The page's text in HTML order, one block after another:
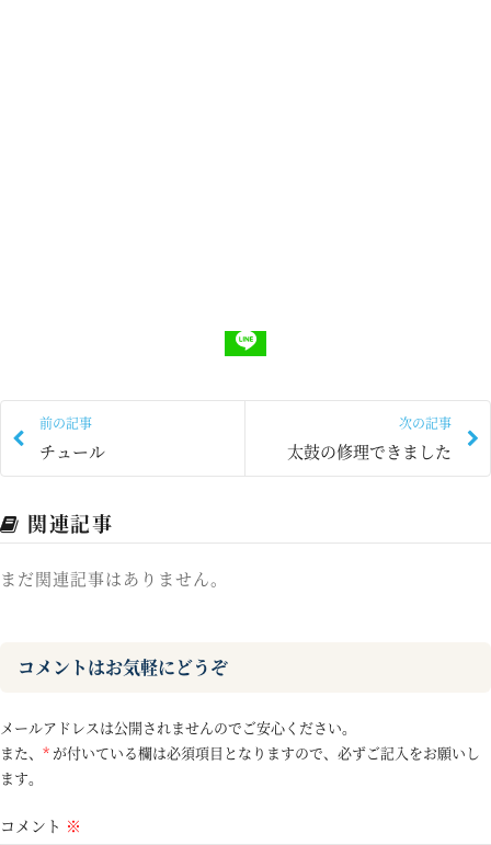
前の記事
チュール
次の記事
太鼓の修理できました
関連記事
まだ関連記事はありません。
コメントはお気軽にどうぞ
メールアドレスは公開されませんのでご安心ください。
また、 * が付いている欄は必須項目となりますので、必ずご記入をお願いし
ます。
コメント ※